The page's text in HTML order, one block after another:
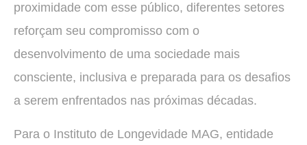
proximidade com esse público, diferentes setores
reforçam seu compromisso com o
desenvolvimento de uma sociedade mais
consciente, inclusiva e preparada para os desafios
a serem enfrentados nas próximas décadas.
Para o Instituto de Longevidade MAG, entidade